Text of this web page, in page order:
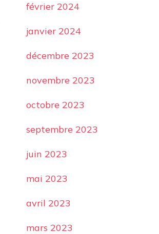
février 2024
janvier 2024
décembre 2023
novembre 2023
octobre 2023
septembre 2023
juin 2023
mai 2023
avril 2023
mars 2023